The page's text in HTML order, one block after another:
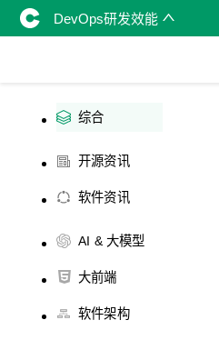
DevOps研发效能
综合
开源资讯
软件资讯
AI & 大模型
大前端
软件架构